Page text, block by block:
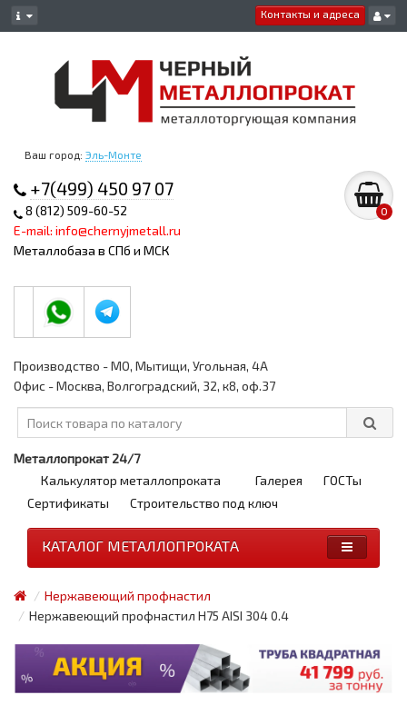
Контакты и адреса
Ваш город: Эль-Монте
+7(499) 450 97 07
8 (812) 509-60-52
E-mail: info@chernyjmetall.ru
Металлобаза в СПб и МСК
0
Производство - МО, Мытищи, Угольная, 4А
Офис - Москва, Волгоградский, 32, к8, оф.37
Металлопрокат 24/7
Калькулятор металлопроката
Галерея
ГОСТы
Сертификаты
Строительство под ключ
КАТАЛОГ МЕТАЛЛОПРОКАТА
Нержавеющий профнастил
Нержавеющий профнастил H75 AISI 304 0.4